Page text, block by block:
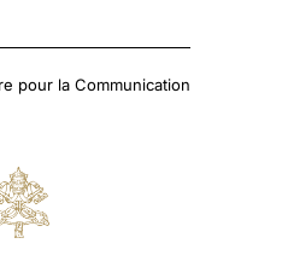
pour la Communication